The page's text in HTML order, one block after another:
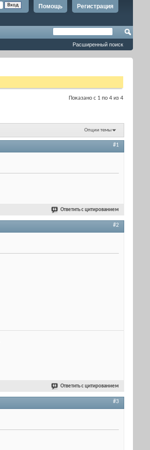
Регистрация
Помощь
Расширенный поиск
Показано с 1 по 4 из 4
Опции темы
#1
Ответить с цитированием
#2
Ответить с цитированием
#3